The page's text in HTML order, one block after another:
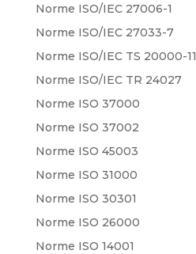
Norme ISO/IEC 27006-1
Norme ISO/IEC 27033-7
Norme ISO/IEC TS 20000-11
Norme ISO/IEC TR 24027
Norme ISO 37000
Norme ISO 37002
Norme ISO 45003
Norme ISO 31000
Norme ISO 30301
Norme ISO 26000
Norme ISO 14001